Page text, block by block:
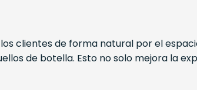
clientes de forma natural por el
de botella. Esto no solo mejora la